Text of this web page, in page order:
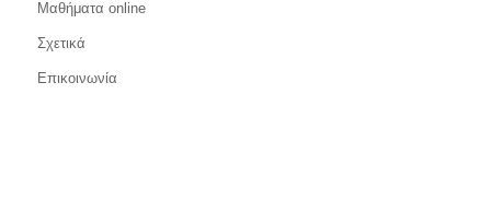
Μαθήματα online
Σχετικά
Επικοινωνία